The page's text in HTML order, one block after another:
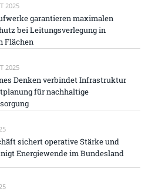
2025
garantieren maximalen
bei Leitungsverlegung in
Flächen
2025
Denken verbindet Infrastruktur
für nachhaltige
sichert operative Stärke und
Energiewende im Bundesland